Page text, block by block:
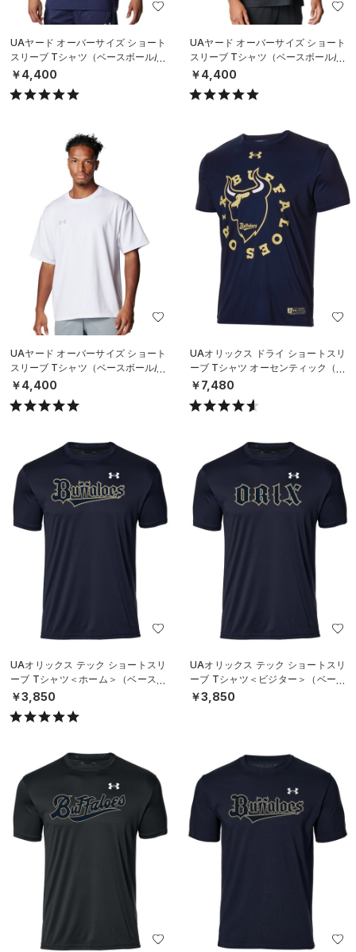
UAヤード オーバーサイズ ショート
スリーブ Tシャツ（ベースボール/M
EN）
￥4,400
UAヤード オーバーサイズ ショート
スリーブ Tシャツ（ベースボール/M
EN）
￥4,400
UAヤード オーバーサイズ ショート
スリーブ Tシャツ（ベースボール/M
EN）
￥4,400
UAオリックス ドライ ショートスリ
ーブ Tシャツ オーセンティック（ベ
ースボール/MEN）
￥7,480
UAオリックス テック ショートスリ
ーブ Tシャツ＜ホーム＞（ベースボ
ール/UNISEX）
￥3,850
UAオリックス テック ショートスリ
ーブ Tシャツ＜ビジター＞（ベース
ボール/UNISEX）
￥3,850